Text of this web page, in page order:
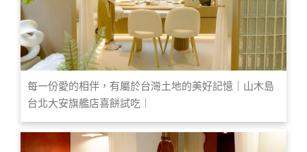
每一份愛的相伴，有屬於台灣土地的美好記憶｜山木島
台北大安旗艦店喜餅試吃｜